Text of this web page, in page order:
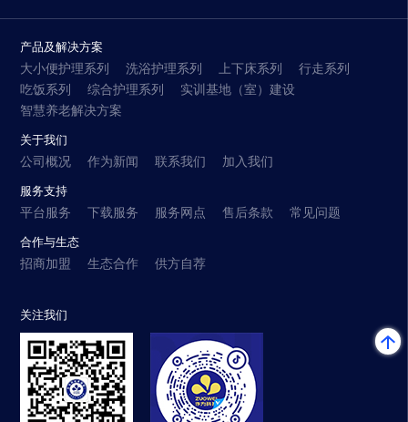
产品及解决方案
大小便护理系列
洗浴护理系列 上下床系列
行走系列
吃饭系列
综合护理系列
实训基地（室）建设
智慧养老解决方案
关于我们
公司概况
作为新闻 联系我们 加入我们
服务支持
平台服务
下载服务 服务网点 售后条款 常见问题
合作与生态
招商加盟
生态合作 供方自荐
关注我们